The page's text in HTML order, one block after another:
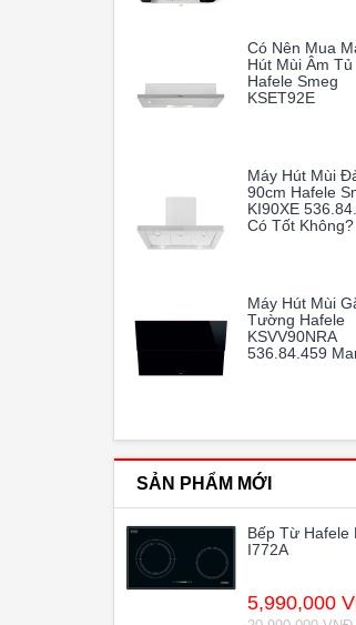
Có Nên Mua
Hút Mùi Âm Tủ
Hafele Smeg
KSET92E
Máy Hút Mùi
90cm Hafele
KI90XE
Có Tốt Không?
Máy Hút Mùi
Tường Hafele
KSVV90NRA
536.84.459
SẢN PHẨM MỚI
Bếp Từ Hafele
I772A
5,990,000